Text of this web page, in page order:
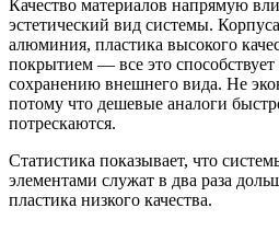
Качество материалов напрямую
эстетический вид системы.
алюминия, пластика высокого
покрытием — все это
сохранению внешнего вида. Не
потому что дешевые аналоги
потрескаются.
Статистика показывает, что
элементами служат в два раза
пластика низкого качества.